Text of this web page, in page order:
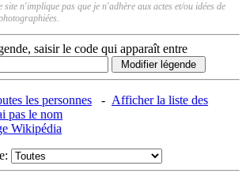
site n'implique pas que je n'adhère aux actes et/ou idées de
saisir le code qui apparaît entre
les personnes - Afficher la liste des
pas le nom
Wikipédia